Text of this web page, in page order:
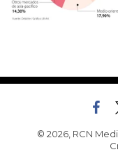
© 2026, RCN